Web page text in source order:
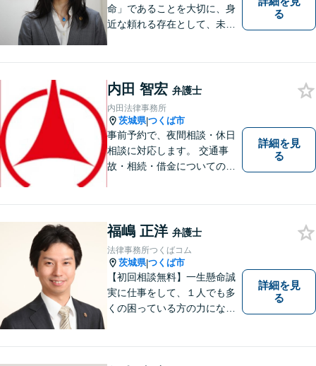
命」であることを大切に、身
近な頼れる存在として、未来
る
内田 智宏 弁護士
内田法律事務所
茨城県|つくば市
事前予約で、夜間相談・休日
相談に対応します。 交通事
故・相続・借金についてのご
詳細を見
る
福嶋 正洋 弁護士
法律事務所つくばコム
茨城県|つくば市
【初回相談無料】一生懸命誠
実に仕事をして、１人でも多
くの困っている方の力にな
詳細を見
る